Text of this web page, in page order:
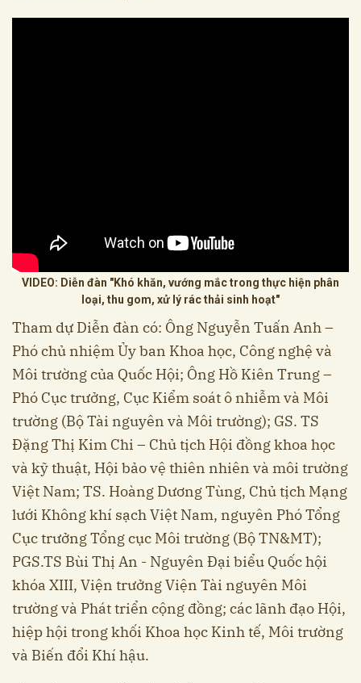
VIDEO: Diễn đàn "Khó khăn, vướng mắc trong thực hiện phân
loại, thu gom, xử lý rác thải sinh hoạt"
Tham dự Diễn đàn có: Ông Nguyễn Tuấn Anh –
Phó chủ nhiệm Ủy ban Khoa học, Công nghệ và
Môi trường của Quốc Hội; Ông Hồ Kiên Trung –
Phó Cục trưởng, Cục Kiểm soát ô nhiễm và Môi
trường (Bộ Tài nguyên và Môi trường); GS. TS
Đặng Thị Kim Chi – Chủ tịch Hội đồng khoa học
và kỹ thuật, Hội bảo vệ thiên nhiên và môi trường
Việt Nam; TS. Hoàng Dương Tùng, Chủ tịch Mạng
lưới Không khí sạch Việt Nam, nguyên Phó Tổng
Cục trưởng Tổng cục Môi trường (Bộ TN&MT);
PGS.TS Bùi Thị An - Nguyên Đại biểu Quốc hội
khóa XIII, Viện trưởng Viện Tài nguyên Môi
trường và Phát triển cộng đồng; các lãnh đạo Hội,
hiệp hội trong khối Khoa học Kinh tế, Môi trường
và Biến đổi Khí hậu.